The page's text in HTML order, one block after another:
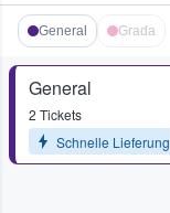
General Grada
General
2 Tickets
Schnelle Lieferung